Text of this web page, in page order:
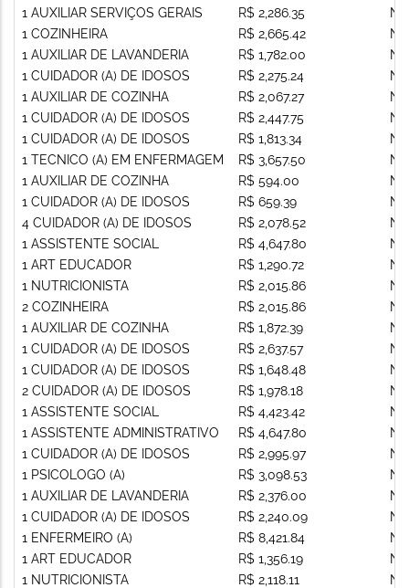
1 AUXILIAR SERVIÇOS GERAIS
1 COZINHEIRA
1 AUXILIAR DE LAVANDERIA
1 CUIDADOR (A) DE IDOSOS
1 AUXILIAR DE COZINHA
1 CUIDADOR (A) DE IDOSOS
1 CUIDADOR (A) DE IDOSOS
1 TECNICO (A) EM ENFERMAGEM
1 AUXILIAR DE COZINHA
1 CUIDADOR (A) DE IDOSOS
4 CUIDADOR (A) DE IDOSOS
1 ASSISTENTE SOCIAL
1 ART EDUCADOR
1 NUTRICIONISTA
2 COZINHEIRA
1 AUXILIAR DE COZINHA
1 CUIDADOR (A) DE IDOSOS
1 CUIDADOR (A) DE IDOSOS
2 CUIDADOR (A) DE IDOSOS
1 ASSISTENTE SOCIAL
1 ASSISTENTE ADMINISTRATIVO
1 CUIDADOR (A) DE IDOSOS
1 PSICOLOGO (A)
1 AUXILIAR DE LAVANDERIA
1 CUIDADOR (A) DE IDOSOS
1 ENFERMEIRO (A)
1 ART EDUCADOR
1 NUTRICIONISTA
R$ 2,286.35
R$ 2,665.42
R$ 1,782.00
R$ 2,275.24
R$ 2,067.27
R$ 2,447.75
R$ 1,813.34
R$ 3,657.50
R$ 594.00
R$ 659.39
R$ 2,078.52
R$ 4,647.80
R$ 1,290.72
R$ 2,015.86
R$ 2,015.86
R$ 1,872.39
R$ 2,637.57
R$ 1,648.48
R$ 1,978.18
R$ 4,423.42
R$ 4,647.80
R$ 2,995.97
R$ 3,098.53
R$ 2,376.00
R$ 2,240.09
R$ 8,421.84
R$ 1,356.19
R$ 2,118.11